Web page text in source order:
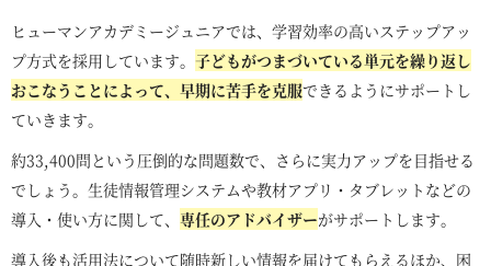
ヒューマンアカデミージュニアでは、学習効率の高いステップアッ
プ方式を採用しています。 子どもがつまづいている単元を繰り返し
おこなうことによって、早期に苦手を克服できるようにサポートし
ていきます。
約33,400問という圧倒的な問題数で、さらに実力アップを目指せる
でしょう。生徒情報管理システムや教材アプリ・タブレットなどの
導入・使い方に関して、 専任のアドバイザーがサポートします。
導入後も活用法について随時新しい情報を届けてもらえるほか、困